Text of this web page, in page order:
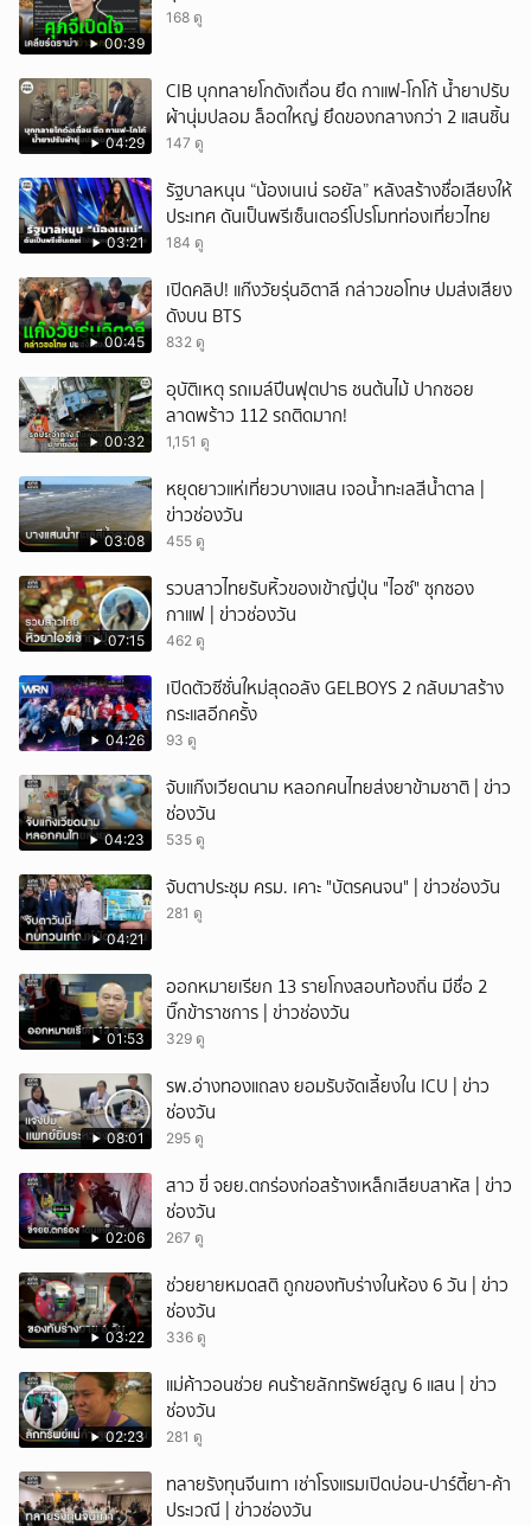
00:39
168 ดู
04:29
CIB บุกทลายโกดังเถื่อน ยึด กาแฟ-โกโก้ น้ำยาปรับ
ผ้านุ่มปลอม ล็อตใหญ่ ยึดของกลางกว่า 2 แสนชิ้น
147 ดู
03:21
รัฐบาลหนุน “น้องเนเน่ รอยัล” หลังสร้างชื่อเสียงให้
ประเทศ ดันเป็นพรีเซ็นเตอร์โปรโมทท่องเที่ยวไทย
184 ดู
00:45
เปิดคลิป! แก๊งวัยรุ่นอิตาลี กล่าวขอโทษ ปมส่งเสียง
ดังบน BTS
832 ดู
00:32
อุบัติเหตุ รถเมล์ปีนฟุตปาธ ชนต้นไม้ ปากซอย
ลาดพร้าว 112 รถติดมาก!
1,151 ดู
03:08
หยุดยาวแห่เที่ยวบางแสน เจอน้ำทะเลสีน้ำตาล |
ข่าวช่องวัน
455 ดู
07:15
รวบสาวไทยรับหิ้วของเข้าญี่ปุ่น "ไอซ์" ซุกซอง
กาแฟ | ข่าวช่องวัน
462 ดู
04:26
เปิดตัวซีซั่นใหม่สุดอลัง GELBOYS 2 กลับมาสร้าง
กระแสอีกครั้ง
93 ดู
04:23
จับแก๊งเวียดนาม หลอกคนไทยส่งยาข้ามชาติ | ข่าว
ช่องวัน
535 ดู
04:21
จับตาประชุม ครม. เคาะ "บัตรคนจน" | ข่าวช่องวัน
281 ดู
01:53
ออกหมายเรียก 13 รายโกงสอบท้องถิ่น มีชื่อ 2
บิ๊กข้าราชการ | ข่าวช่องวัน
329 ดู
08:01
รพ.อ่างทองแถลง ยอมรับจัดเลี้ยงใน ICU | ข่าว
ช่องวัน
295 ดู
02:06
สาว ขี่ จยย.ตกร่องก่อสร้างเหล็กเสียบสาหัส | ข่าว
ช่องวัน
267 ดู
03:22
ช่วยยายหมดสติ ถูกของทับร่างในห้อง 6 วัน | ข่าว
ช่องวัน
336 ดู
02:23
แม่ค้าวอนช่วย คนร้ายลักทรัพย์สูญ 6 แสน | ข่าว
ช่องวัน
281 ดู
ทลายรังทุนจีนเทา เช่าโรงแรมเปิดบ่อน-ปาร์ตี้ยา-ค้า
ประเวณี | ข่าวช่องวัน
ยกเลิก